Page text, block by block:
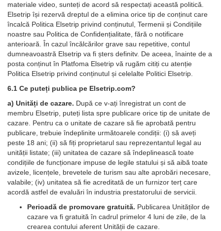
materiale video, sunteți de acord să respectați această politică.
Elsetrip își rezervă dreptul de a elimina orice tip de conținut care
încalcă Politica Elsetrip privind conținutul, Termenii și Condițiile
noastre sau Politica de Confidențialitate, fără o notificare
anterioară. În cazul încălcărilor grave sau repetitive, contul
dumneavoastră Elsetrip va fi șters definitv. De aceea, înainte de a
posta conținut în Platfoma Elsetrip vă rugăm citiți cu atenție
Politica Elsetrip privind conținutul și celelalte Politici Elsetrip.
6.1 Ce puteți publica pe Elsetrip.com?
a) Unități de cazare. După ce v-ați înregistrat un cont de
membru Elsetrip, puteți lista spre publicare orice tip de unitate de
cazare. Pentru ca o unitate de cazare să fie aprobată pentru
publicare, trebuie îndeplinite următoarele condiții: (i) să aveți
peste 18 ani; (ii) să fiți proprietarul sau reprezentantul legal au
unității listate; (iii) unitatea de cazare să îndeplinească toate
condițiile de funcționare impuse de legile statului și să aibă toate
avizele, licențele, brevetele de turism sau alte aprobări necesare,
valabile; (iv) unitatea să fie acreditată de un furnizor terț care
acordă astfel de evaluări în industria prestatorului de servicii.
Perioadă de promovare gratuită. Publicarea Unităților de
cazare va fi gratuită în cadrul primelor 4 luni de zile, de la
crearea contului aferent Unității de cazare.